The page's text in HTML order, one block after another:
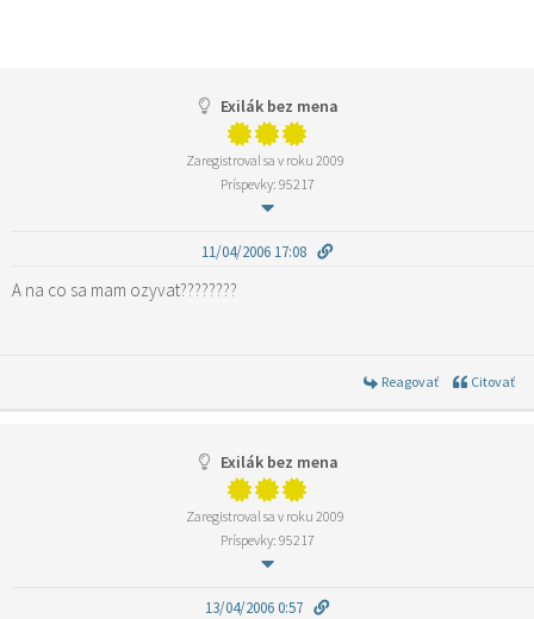
Exilák bez mena
Zaregistroval sa v roku 2009
Príspevky: 95217
11/04/2006 17:08
A na co sa mam ozyvat????????
Reagovať Citovať
Exilák bez mena
Zaregistroval sa v roku 2009
Príspevky: 95217
13/04/2006 0:57